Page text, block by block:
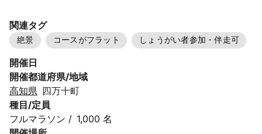
関連タグ
絶景 コースがフラット しょうがい者参加・伴走可
開催日
開催都道府県/地域
高知県 四万十町
種目/定員
フルマラソン / 1,000 名